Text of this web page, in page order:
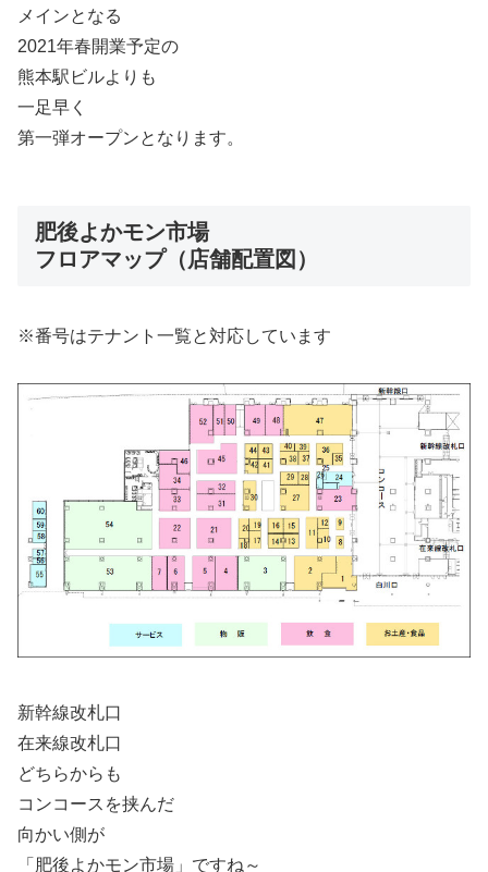
メインとなる
2021年春開業予定の
熊本駅ビルよりも
一足早く
第一弾オープンとなります。
肥後よかモン市場
フロアマップ（店舗配置図）
※番号はテナント一覧と対応しています
新幹線改札口
在来線改札口
どちらからも
コンコースを挟んだ
向かい側が
「肥後よかモン市場」ですね～